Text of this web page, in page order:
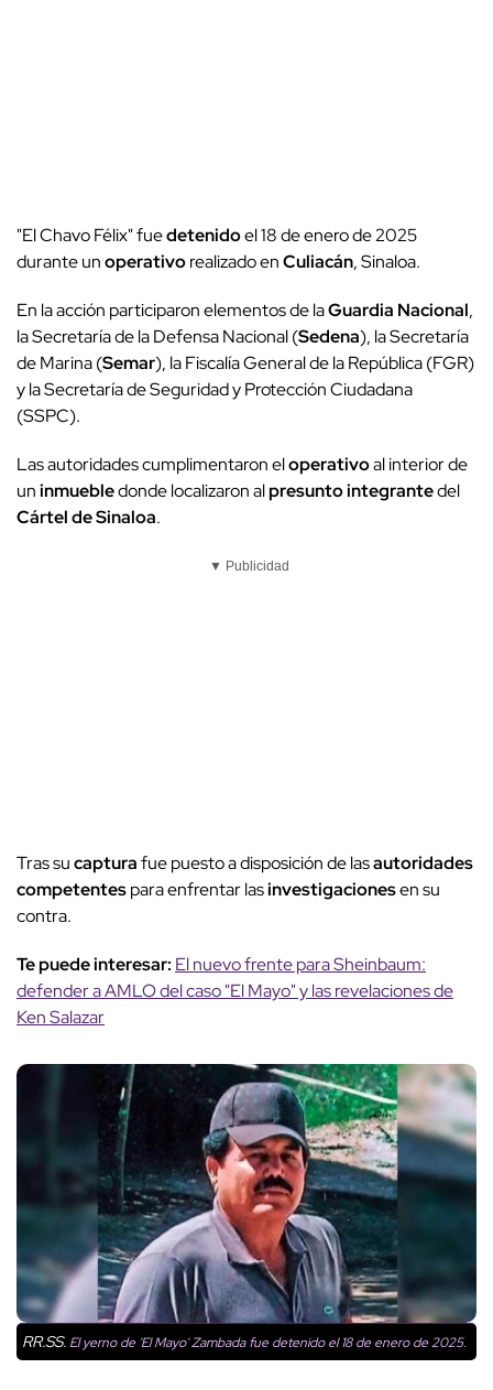
"El Chavo Félix" fuedetenidoel 18 de enero de 2025
durante unoperativorealizado enCuliacán, Sinaloa.
En la acción participaron elementos de laGuardia Nacional,
la Secretaría de la Defensa Nacional (Sedena), la Secretaría
de Marina (Semar), la Fiscalía General de la República (FGR)
y la Secretaría de Seguridad y Protección Ciudadana
(SSPC).
Las autoridades cumplimentaron eloperativoal interior de
uninmuebledonde localizaron alpresunto integrantedel
Cártel de Sinaloa.
▼ Publicidad
Tras sucapturafue puesto a disposición de lasautoridades
competentespara enfrentar lasinvestigacionesen su
contra.
Te puede interesar: El nuevo frente para Sheinbaum:
defender a AMLO del caso "El Mayo" y las revelaciones de
Ken Salazar
RR.SS. El yerno de 'El Mayo' Zambada fue detenido el 18 de enero de 2025.